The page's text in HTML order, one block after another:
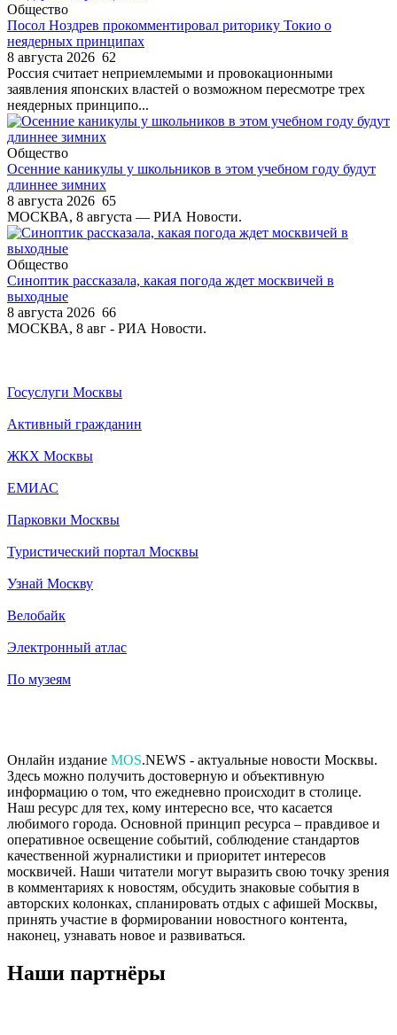
Общество
Посол Ноздрев прокомментировал риторику Токио о
неядерных принципах
8 августа 2026 62
Россия считает неприемлемыми и провокационными
заявления японских властей о возможном пересмотре трех
неядерных принципо...
Общество
Осенние каникулы у школьников в этом учебном году будут
длиннее зимних
8 августа 2026 65
МОСКВА, 8 августа — РИА Новости.
Общество
Синоптик рассказала, какая погода ждет москвичей в
выходные
8 августа 2026 66
МОСКВА, 8 авг - РИА Новости.
Госуслуги Москвы
Активный гражданин
ЖКХ Москвы
ЕМИАС
Парковки Москвы
Туристический портал Москвы
Узнай Москву
Велобайк
Электронный атлас
По музеям
Онлайн издание MOS.NEWS - актуальные новости Москвы.
Здесь можно получить достоверную и объективную
информацию о том, что ежедневно происходит в столице.
Наш ресурс для тех, кому интересно все, что касается
любимого города. Основной принцип ресурса – правдивое и
оперативное освещение событий, соблюдение стандартов
качественной журналистики и приоритет интересов
москвичей. Наши читатели могут выразить свою точку зрения
в комментариях к новостям, обсудить знаковые события в
авторских колонках, спланировать отдых с афишей Москвы,
принять участие в формировании новостного контента,
наконец, узнавать новое и развиваться.
Наши партнёры